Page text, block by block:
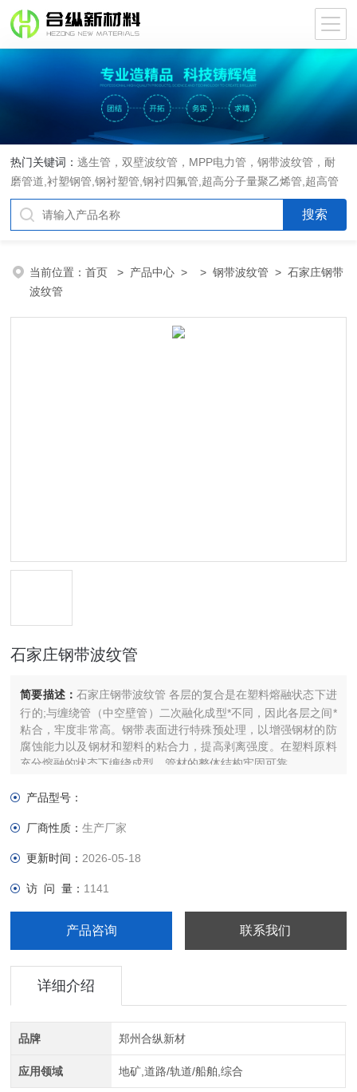
热门关键词：逃生管，双壁波纹管，MPP电力管，钢带波纹管，耐
磨管道,衬塑钢管,钢衬塑管,钢衬四氟管,超高分子量聚乙烯管,超高管
当前位置：首页 > 产品中心 > >钢带波纹管 > 石家庄钢带
波纹管
石家庄钢带波纹管
简要描述： 石家庄钢带波纹管 各层的复合是在塑料熔融状态下进
行的;与缠绕管（中空壁管）二次融化成型*不同，因此各层之间*
粘合，牢度非常高。钢带表面进行特殊预处理，以增强钢材的防
腐蚀能力以及钢材和塑料的粘合力，提高剥离强度。在塑料原料
充分熔融的状态下缠绕成型，管材的整体结构牢固可靠。
产品型号：
厂商性质：生产厂家
更新时间： 2026-05-18
访 问 量： 1141
产品咨询 联系我们
详细介绍
品牌 郑州合纵新材
应用领域 地矿,道路/轨道/船舶,综合